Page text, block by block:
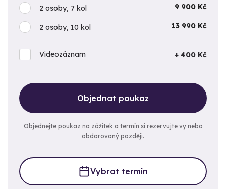
2 osoby, 7 kol 9 900 Kč
2 osoby, 10 kol 13 990 Kč
Videozáznam + 400 Kč
Objednat poukaz
Objednejte poukaz na zážitek a termín si rezervujte vy nebo
obdarovaný později.
Vybrat termín